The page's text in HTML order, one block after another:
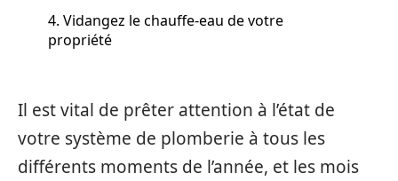
4. Vidangez le chauffe-eau de votre
propriété
Il est vital de prêter attention à l’état de
votre système de plomberie à tous les
différents moments de l’année, et les mois